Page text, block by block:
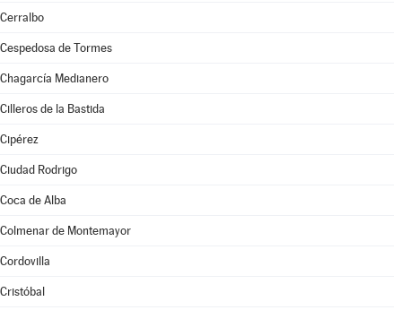
Cerralbo
Cespedosa de Tormes
Chagarcía Medianero
Cilleros de la Bastida
Cipérez
Ciudad Rodrigo
Coca de Alba
Colmenar de Montemayor
Cordovilla
Cristóbal